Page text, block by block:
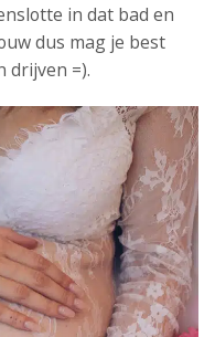
in dat bad en
dus mag je best
drijven =).